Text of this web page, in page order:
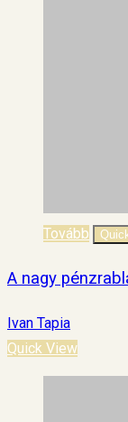
Tovább
A nagy
Ivan Tapia
Quick View